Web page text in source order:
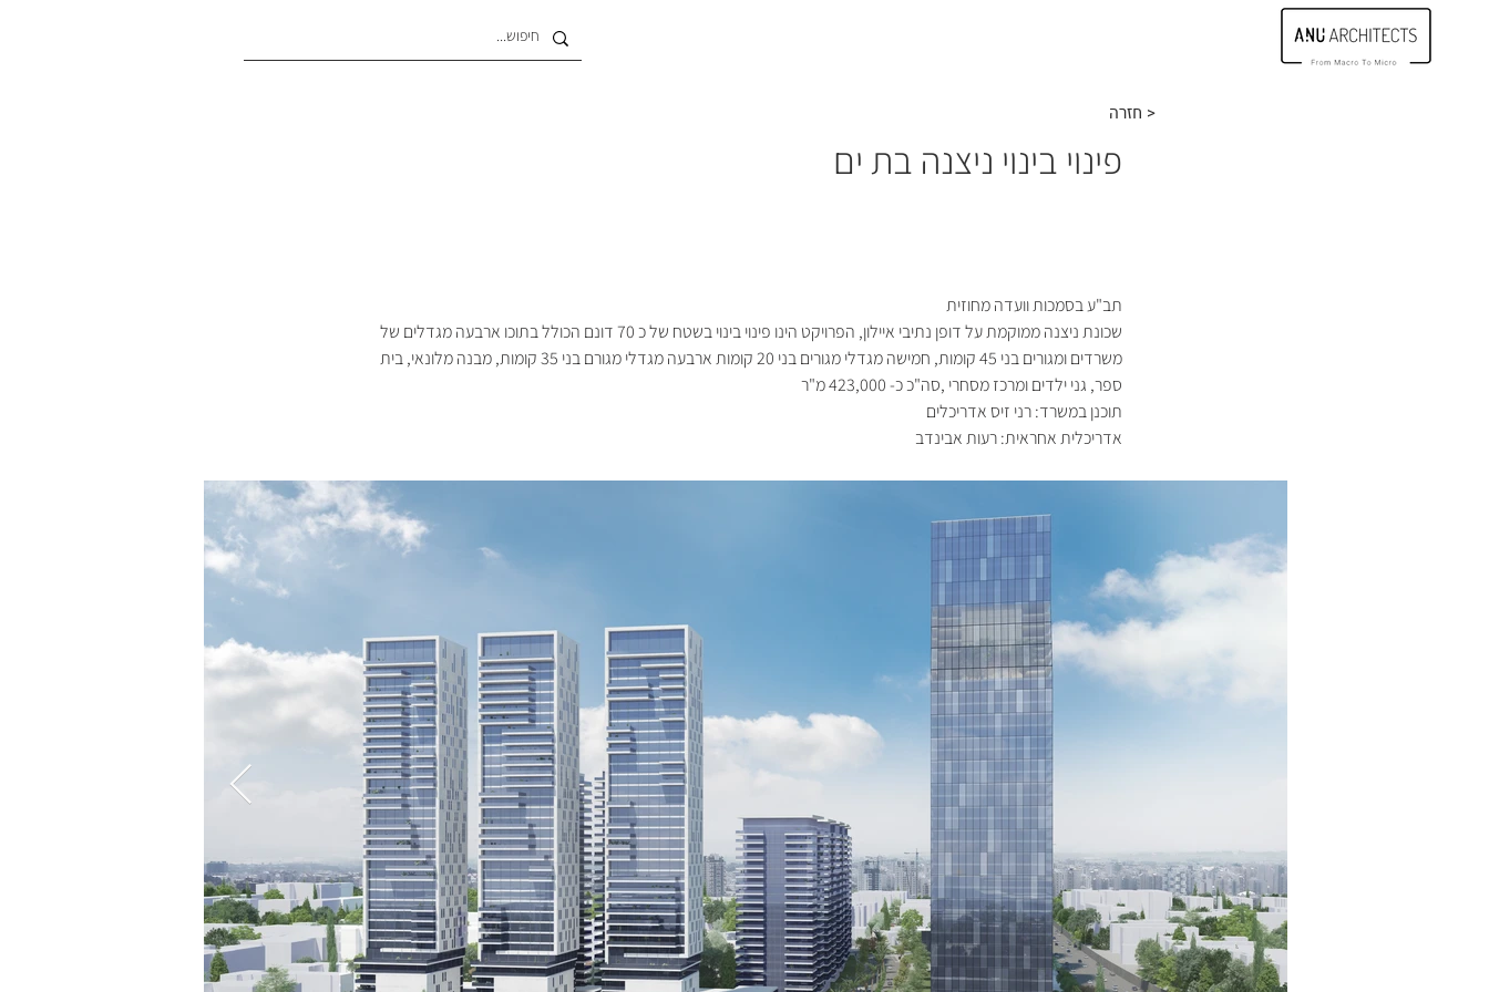
חזרה >
פינוי בינוי ניצנה בת ים
תב"ע בסמכות וועדה מחוזית
שכונת ניצנה ממוקמת על דופן נתיבי איילון, הפרויקט הינו פינוי בינוי בשטח של כ 70 דונם הכולל בתוכו ארבעה מגדלים של
משרדים ומגורים בני 45 קומות, חמישה מגדלי מגורים בני 20 קומות ארבעה מגדלי מגורם בני 35 קומות, מבנה מלונאי, בית
ספר, גני ילדים ומרכז מסחרי ,סה"כ כ- 423,000 מ"ר
תוכנן במשרד: רני זיס אדריכלים
אדריכלית אחראית: רעות אבינדב